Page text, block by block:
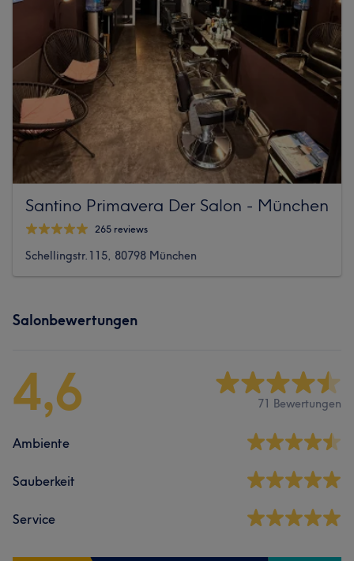
Santino Primavera Der Salon - München
265 reviews
Schellingstr.115, 80798 München
Salonbewertungen
4,6 71 Bewertungen
Ambiente
Sauberkeit
Service